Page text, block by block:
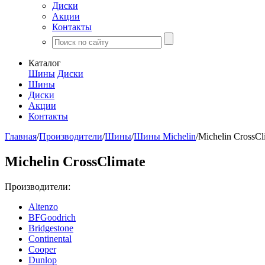
Диски
Акции
Контакты
Каталог
Шины Диски
Шины
Диски
Акции
Контакты
Главная/Производители/Шины/Шины Michelin/Michelin
Michelin CrossClimate
Производители:
Altenzo
BFGoodrich
Bridgestone
Continental
Cooper
Dunlop